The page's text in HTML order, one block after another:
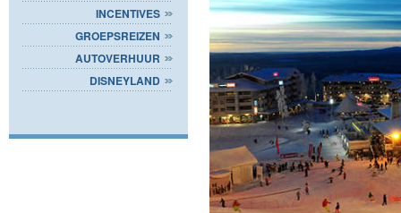
INCENTIVES
GROEPSREIZEN
AUTOVERHUUR
DISNEYLAND